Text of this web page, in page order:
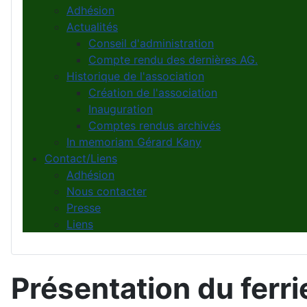
Adhésion
Actualités
Conseil d'administration
Compte rendu des dernières AG.
Historique de l'association
Création de l'association
Inauguration
Comptes rendus archivés
In memoriam Gérard Kany
Contact/Liens
Adhésion
Nous contacter
Presse
Liens
Présentation du